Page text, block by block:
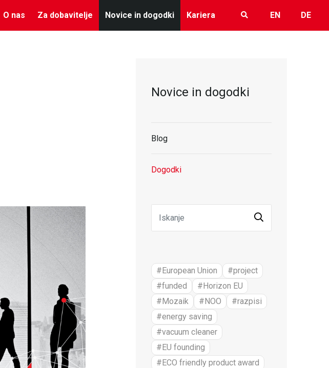
O nas Za dobavitelje Novice in dogodki Kariera EN DE
Novice in dogodki
Blog
Dogodki
#European Union
#project
#funded
#Horizon EU
#Mozaik
#NOO
#razpisi
#energy saving
#vacuum cleaner
#EU founding
#ECO friendly product award